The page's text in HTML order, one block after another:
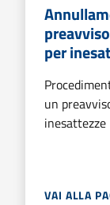
per
un
inesattezze
VAI ALLA